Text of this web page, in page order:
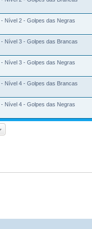
Nível 2 - Golpes das Negras
Nível 3 - Golpes das Brancas
Nível 3 - Golpes das Negras
Nível 4 - Golpes das Brancas
Nível 4 - Golpes das Negras